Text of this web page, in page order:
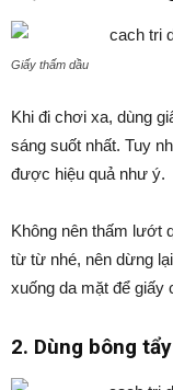
Giấy thấm dầu
Khi đi chơi xa, dùng
sáng suốt nhất. Tuy
được hiệu quả như ý.
Không nên thấm lướt
từ từ nhé, nên dừng
xuống da mặt để giấy
2. Dùng bông